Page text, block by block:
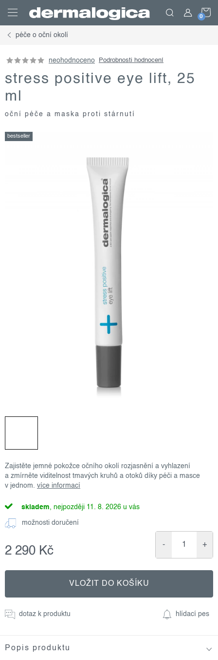
obsah
péče o oční okolí
neohodnoceno Podrobnosti hodnocení
stress positive eye lift, 25
ml
oční péče a maska proti stárnutí
bestseller
Zajistěte jemné pokožce očního okolí rozjasnění a vyhlazení
a zmírněte viditelnost tmavých kruhů a otoků díky péči a masce
v jednom.
více informací
skladem 11. 8. 2026
možnosti doručení
2 290 Kč
cena:
VLOŽIT DO KOŠÍKU
dotaz k produktu hlídací pes
Popis produktu